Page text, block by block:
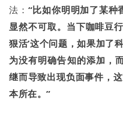
法： “比如你明明加了某种
显然不可取。当下咖啡豆
狠活’这个问题，如果加了
为没有明确告知的添加，
继而导致出现负面事件，
本所在。”